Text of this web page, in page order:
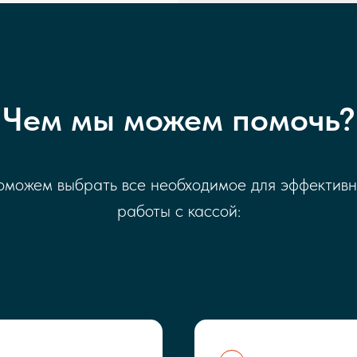
Чем мы можем помочь?
выбрать все необходимое для
работы с кассой: